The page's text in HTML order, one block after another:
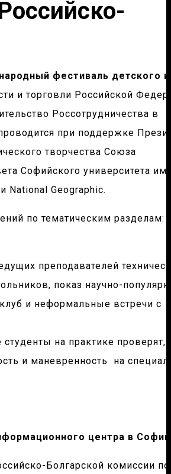
фестиваль детского и
и торговли Российской
Россотрудничества в
при поддержке
творчества Союза
Софийского университета им.
Geographic.
по тематическим разделам:
преподавателей
показ научно-
и неформальные встречи с
на практике проверят,
и маневренность на
центра в
Болгарской комиссии по